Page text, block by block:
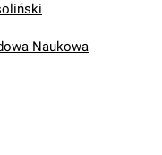
Naukowa